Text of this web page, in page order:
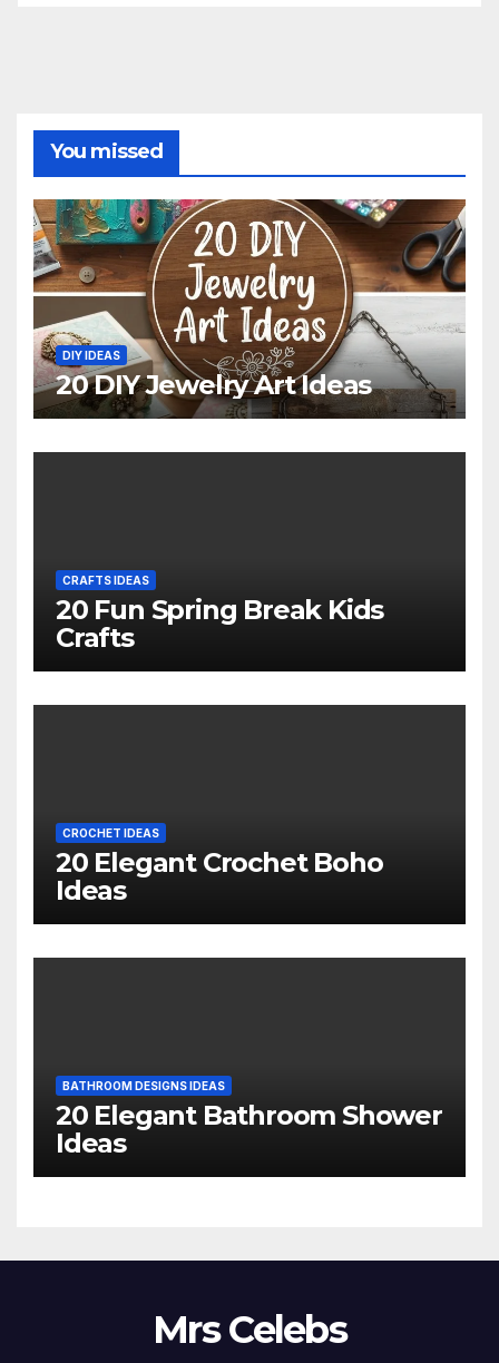
You missed
DIY IDEAS
20 DIY Jewelry Art Ideas
CRAFTS IDEAS
20 Fun Spring Break Kids
Crafts
CROCHET IDEAS
20 Elegant Crochet Boho
Ideas
BATHROOM DESIGNS IDEAS
20 Elegant Bathroom Shower
Ideas
Mrs Celebs